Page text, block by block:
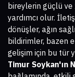
bireylerin güçlü
yardımcı olur.
dönüşler, ağın
bildirimler, bazen
gelişim için bu tür
Timur Soykan'ın